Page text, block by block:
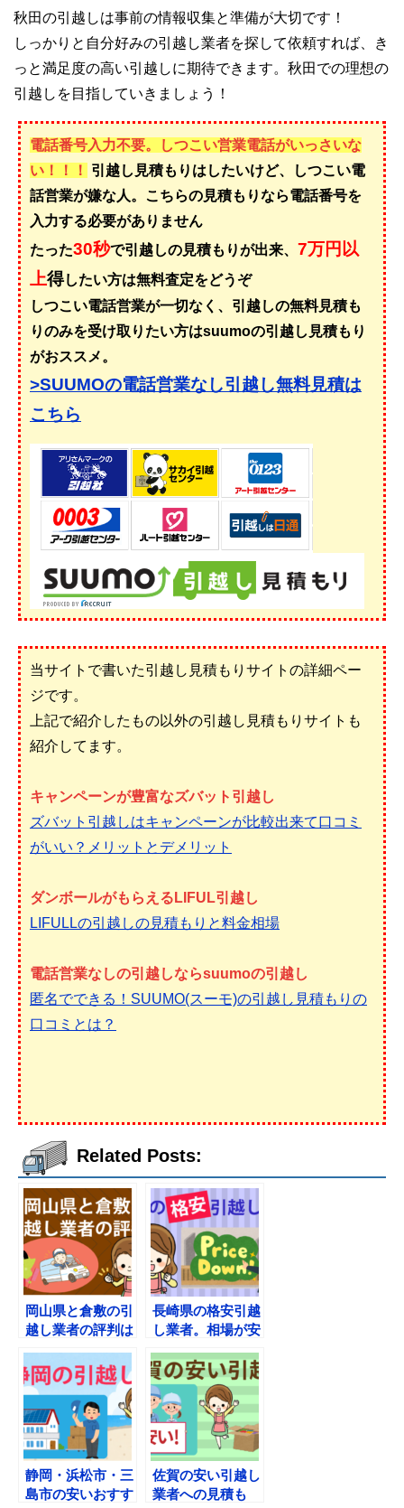
秋田の引越しは事前の情報収集と準備が大切です！
しっかりと自分好みの引越し業者を探して依頼すれば、き
っと満足度の高い引越しに期待できます。秋田での理想の
引越しを目指していきましょう！
電話番号入力不要。しつこい営業電話がいっさいな
い！！！
引越し見積もりはしたいけど、しつこい電
話営業が嫌な人。こちらの見積もりなら電話番号を
入力する必要がありません
たった30秒で引越しの見積もりが出来、 7万円以
上得したい方は無料査定をどうぞ
しつこい電話営業が一切なく、引越しの無料見積も
りのみを受け取りたい方はsuumoの引越し見積もり
がおススメ。
>SUUMOの電話営業なし引越し無料見積は
こちら
当サイトで書いた引越し見積もりサイトの詳細ペー
ジです。
上記で紹介したもの以外の引越し見積もりサイトも
紹介してます。
キャンペーンが豊富なズバット引越し
ズバット引越しはキャンペーンが比較出来て口コミ
がいい？メリットとデメリット
ダンボールがもらえるLIFUL引越し
LIFULLの引越しの見積もりと料金相場
電話営業なしの引越しならsuumoの引越し
匿名でできる！SUUMO(スーモ)の引越し見積もりの
口コミとは？
Related Posts:
岡山県と倉敷の引
越し業者の評判は
こ？
長崎県の格安引越
し業者。相場が安
がベスト！
静岡・浜松市・三
島市の安いおすす
佐賀の安い引越し
業者への見積も